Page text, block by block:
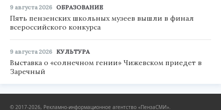
9 августа 2026 ОБРАЗОВАНИЕ
Пять пензенских школьных музеев вышли в финал
всероссийского конкурса
9 августа 2026 КУЛЬТУРА
Выставка о «солнечном гении» Чижевском приедет в
Заречный
© 2017-2026, Рекламно-информационное агентство «ПензаСМИ».